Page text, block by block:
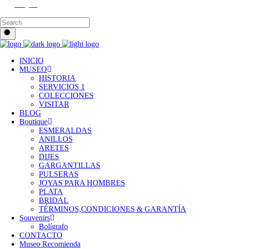
INICIO
MUSEO
HISTORIA
SERVICIOS 1
COLECCIONES
VISITAR
BLOG
Boutique
ESMERALDAS
ANILLOS
ARETES
DIJES
GARGANTILLAS
PULSERAS
JOYAS PARA HOMBRES
PLATA
BRIDAL
TÉRMINOS,CONDICIONES & GARANTÍA
Souvenirs
Bolígrafo
CONTACTO
Museo Recomienda